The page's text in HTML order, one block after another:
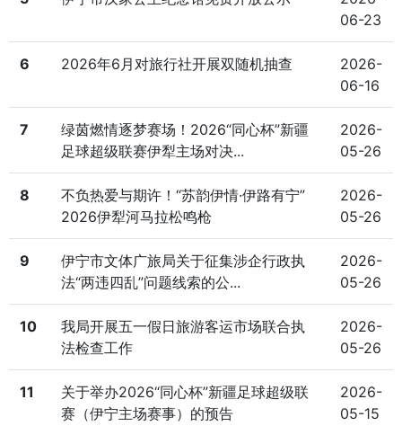
06-23
6 2026年6月对旅行社开展双随机抽查
2026-
06-16
7
绿茵燃情逐梦赛场！2026“同心杯”新疆
足球超级联赛伊犁主场对决...
2026-
05-26
8
不负热爱与期许！“苏韵伊情·伊路有宁”
2026伊犁河马拉松鸣枪
2026-
05-26
9
伊宁市文体广旅局关于征集涉企行政执
法“两违四乱”问题线索的公...
2026-
05-26
10
我局开展五一假日旅游客运市场联合执
法检查工作
2026-
05-26
11
关于举办2026“同心杯”新疆足球超级联
赛（伊宁主场赛事）的预告
2026-
05-15